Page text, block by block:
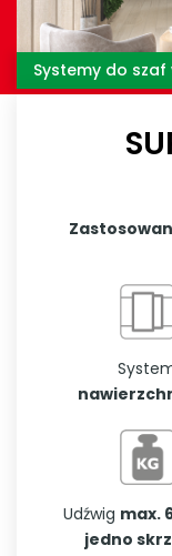
Systemy do
Udźwig max.
jedno